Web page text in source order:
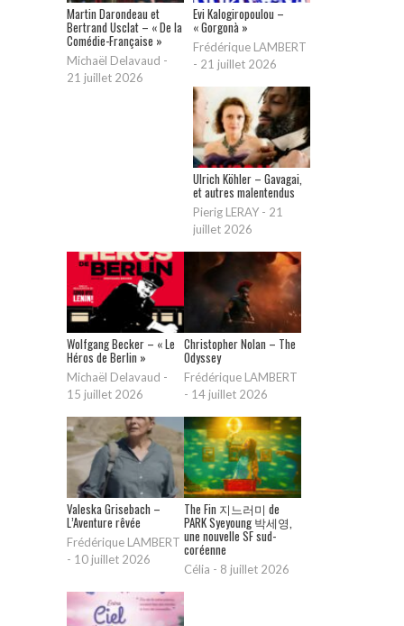
Martin Darondeau et
Bertrand Usclat – « De la
Comédie-Française »
Michaël Delavaud -
21 juillet 2026
Evi Kalogiropoulou –
« Gorgonà »
Frédérique LAMBERT
- 21 juillet 2026
Ulrich Köhler – Gavagai,
et autres malentendus
Pierig LERAY - 21
juillet 2026
Wolfgang Becker – « Le
Héros de Berlin »
Michaël Delavaud -
15 juillet 2026
Christopher Nolan – The
Odyssey
Frédérique LAMBERT
- 14 juillet 2026
Valeska Grisebach –
L’Aventure rêvée
Frédérique LAMBERT
- 10 juillet 2026
The Fin 지느러미 de
PARK Syeyoung 박세영,
une nouvelle SF sud-
coréenne
Célia - 8 juillet 2026